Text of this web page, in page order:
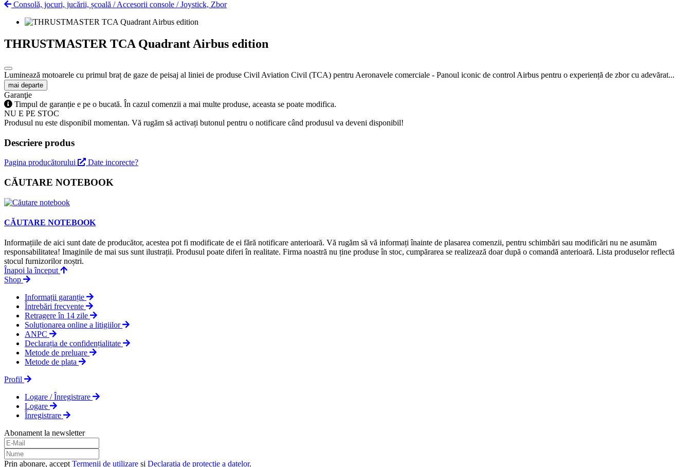
Consolă, jocuri, jucării, școală /Accesorii console /Joystick, Zbor
THRUSTMASTER TCA Quadrant Airbus edition
Luminează motoarele cu primul braț de gaze de peisaj al liniei de produse Civil Aviation Civil (TCA) pentru Aeronavele comerciale - Panoul iconic de control Airbus pentru o experiență de zbor cu adevărat...
mai departe
Garanţie
Timpul de garanție e pe o bucată. În cazul comenzii a mai multe produse, aceasta se poate modifica.
NU E PE STOC
Produsul nu este disponibil momentan. Vă rugăm să activați butonul pentru o notificare când produsul va deveni disponibil!
Descriere produs
Pagina producătorului Date incorecte?
CĂUTARE NOTEBOOK
CĂUTARE NOTEBOOK
Informațiile de aici sunt date de producător, acestea pot fi modificate de ei fără notificare anterioară. Vă rugăm să vă informați înainte de plasarea comenzii, pentru schimbări sau modificări nu ne asumăm
responsabilitatea! Imaginile de mai sus sunt ilustrații. Produsul poate diferi în realitate. Firma noastră nu ține produse în stoc, cumpărarea se realizează doar după o comandă anterioară. Lista produselor reflectă
stocul furnizorilor noștri.
Înapoi la început
Shop
Informații garanție
Întrebări frecvente
Retragere în 14 zile
Soluționarea online a litigiilor
ANPC
Declarația de confidențialitate
Metode de preluare
Metode de plata
Profil
Logare / Înregistrare
Logare
Înregistrare
Abonament la newsletter
Prin abonare, accept Termenii de utilizare și Declarația de protecție a datelor.